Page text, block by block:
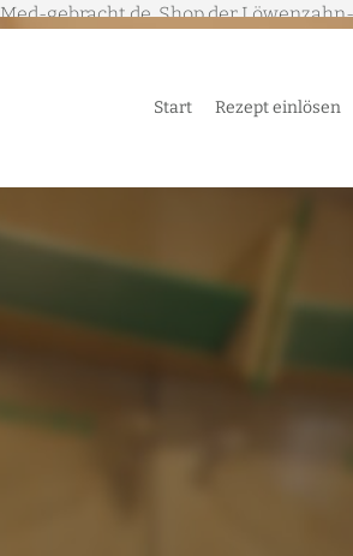
Med-gebracht.de, Shop der
Start Rezept einlösen